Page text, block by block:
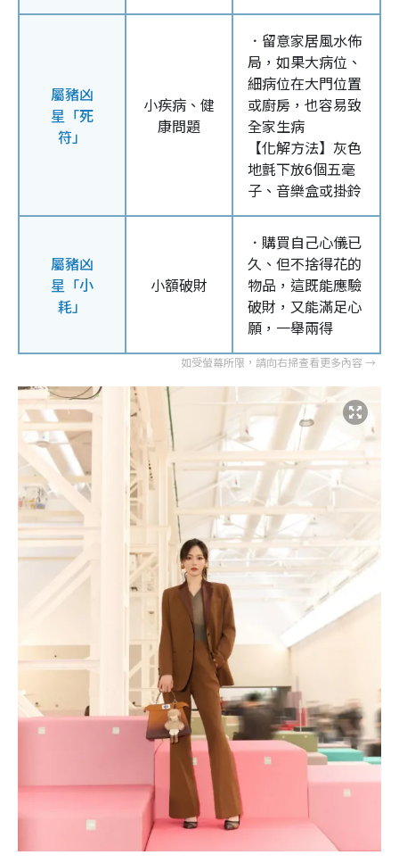
屬豬凶
星「死
符」
小疾病、健
康問題
．留意家居風水佈
局，如果大病位、
細病位在大門位置
或廚房，也容易致
全家生病
【化解方法】灰色
地氈下放6個五毫
子、音樂盒或掛鈴
屬豬凶
星「小
耗」
小額破財
．購買自己心儀已
久、但不捨得花的
物品，這既能應驗
破財，又能滿足心
願，一舉兩得